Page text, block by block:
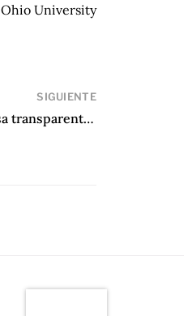
Ohio University
SIGUIENTE
Casa transparente de María Luque